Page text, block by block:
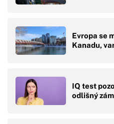
Evropa se
Kanadu,
IQ test
odlišný